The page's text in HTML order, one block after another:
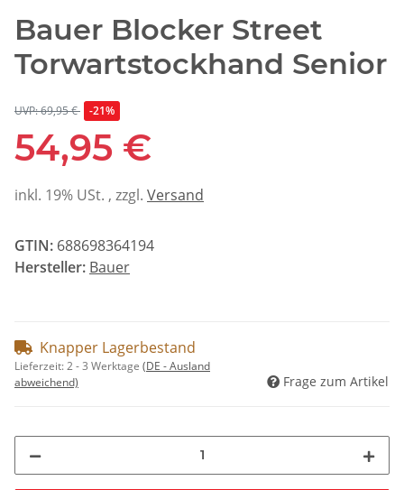
Bauer Blocker Street
Torwartstockhand Senior
UVP: 69,95 € -21%
54,95 €
inkl. 19% USt. , zzgl. Versand
GTIN: 688698364194
Hersteller: Bauer
Knapper Lagerbestand
Lieferzeit:2 - 3 Werktage (DE - Ausland
abweichend)
Frage zum Artikel